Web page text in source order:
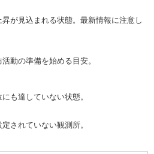
が見込まれる状態。最新情報に注意し
動の準備を始める目安。
も達していない状態。
されていない観測所。